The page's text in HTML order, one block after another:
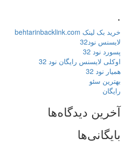
خرید بک لینک behtarinbacklink.com
لایسنس نود32
پسورد نود 32
اوکلی لایسنس رایگان نود 32
همیار نود 32
بهترین سئو
رایگان
آخرین دیدگاه‌ها
بایگانی‌ها